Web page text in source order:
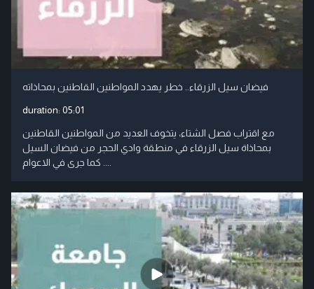
فيضان سيل الزرقاء.. خطر يهدد المواطنين القاطنين بمحاذاته
duration: 05:01
مع اقتراب فصل الشتاء، يتخوف العديد من المواطنين القاطنين
بمحاذاة سيل الزرقاء في منطقة وادي الحجر من فيضان السيل